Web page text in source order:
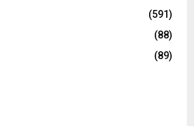
(591)
(88)
(89)